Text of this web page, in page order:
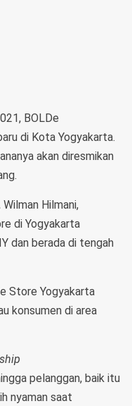
BOLDe
di Kota Yogyakarta.
akan diresmikan
Hilmani,
di Yogyakarta
dan berada di tengah
Store Yogyakarta
konsumen di area
pelanggan, baik itu
nyaman saat